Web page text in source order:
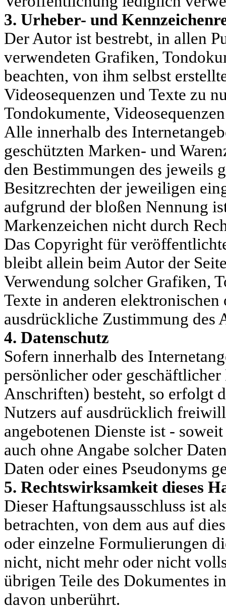
3. Urheber- und
Der Autor ist bestrebt, in allen
verwendeten Grafiken,
beachten, von ihm selbst
Videosequenzen und Texte zu
Tondokumente,
Alle innerhalb des
geschützten Marken- und
den Bestimmungen des jeweils
Besitzrechten der jeweiligen
aufgrund der bloßen Nennung
Markenzeichen nicht durch
Das Copyright für
bleibt allein beim Autor der
Verwendung solcher Grafiken,
Texte in anderen
ausdrückliche Zustimmung des
4. Datenschutz
Sofern innerhalb des
persönlicher oder
Anschriften) besteht, so erfolgt
Nutzers auf ausdrücklich
angebotenen Dienste ist -
auch ohne Angabe solcher
Daten oder eines Pseudonyms
5. Rechtswirksamkeit dieses
Dieser Haftungsausschluss ist
betrachten, von dem aus auf
oder einzelne Formulierungen
nicht, nicht mehr oder nicht
übrigen Teile des Dokumentes
davon unberührt.